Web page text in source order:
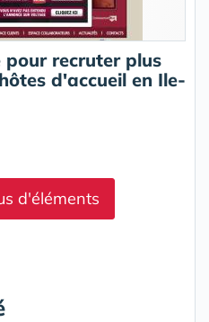
pour recruter plus
d'accueil en Ile-
d'éléments